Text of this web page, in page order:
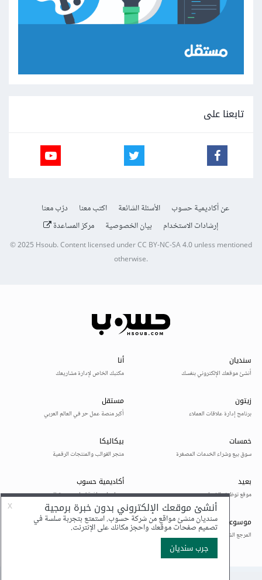
تابعنا على
عن أكاديمية حسوب الأسئلة الشائعة اكتب معنا
درّب معنا
إرشادات الاستخدام
بيان الخصوصية مركز المساعدة
© 2025Hsoub.Content licensed underCC BY-NC-SA 4.0unless mentioned
otherwise.